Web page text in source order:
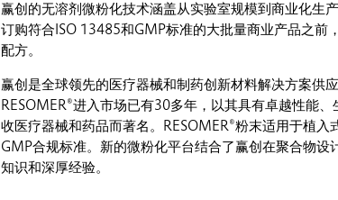
赢创的无溶剂微粉化技术涵盖从实验室规模到商业化生
订购符合ISO 13485和GMP标准的大批量商业产品之前
配方。
赢创是全球领先的医疗器械和制药创新材料解决方案供
RESOMER®进入市场已有30多年，以其具有卓越性能
收医疗器械和药品而著名。RESOMER®粉末适用于植
GMP合规标准。新的微粉化平台结合了赢创在聚合物设
知识和深厚经验。